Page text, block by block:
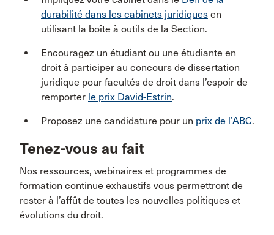
durabilité dans les cabinets juridiques en
utilisant la boîte à outils de la Section.
Encouragez un étudiant ou une étudiante en
droit à participer au concours de dissertation
juridique pour facultés de droit dans l’espoir de
remporter le prix David-Estrin.
Proposez une candidature pour un prix de l’ABC.
Tenez-vous au fait
Nos ressources, webinaires et programmes de
formation continue exhaustifs vous permettront de
rester à l’affût de toutes les nouvelles politiques et
évolutions du droit.